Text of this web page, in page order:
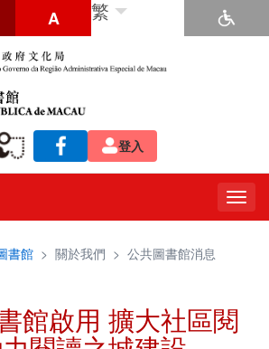
A 繁
登入
書館 > 關於我們 > 公共圖書館消息
館啟用 擴大社區閱